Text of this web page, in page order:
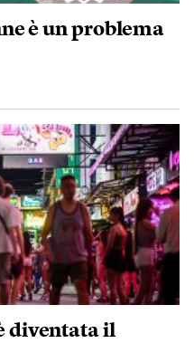
è un problema
diventata il